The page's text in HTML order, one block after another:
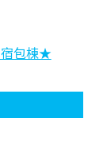
宿包棟★